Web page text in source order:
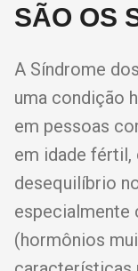
SÃO OS
A Síndrome
uma condição
em pessoas
em idade fértil,
desequilíbrio
especialmente
(hormônios